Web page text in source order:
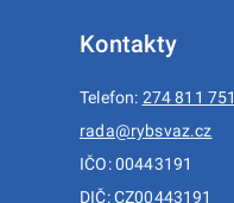
Kontakty
Telefon: 274 811 751
rada@rybsvaz.cz
IČO: 00443191
DIČ: CZ00443191